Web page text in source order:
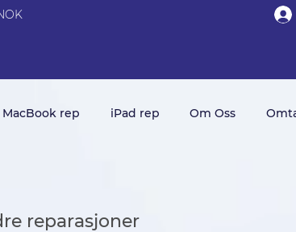
MacBook rep iPad rep Om Oss
reparasjoner